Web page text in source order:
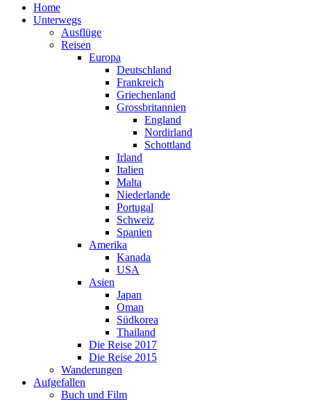
Home
Unterwegs
Ausflüge
Reisen
Europa
Deutschland
Frankreich
Griechenland
Grossbritannien
England
Nordirland
Schottland
Irland
Italien
Malta
Niederlande
Portugal
Schweiz
Spanien
Amerika
Kanada
USA
Asien
Japan
Oman
Südkorea
Thailand
Die Reise 2017
Die Reise 2015
Wanderungen
Aufgefallen
Buch und Film